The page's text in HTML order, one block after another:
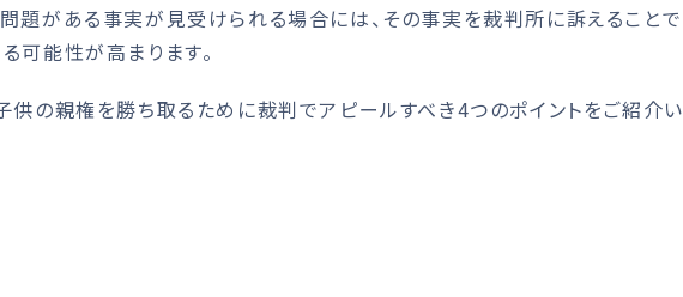
題がある事実が見受けられる場合には、その事実を裁判所に訴えることで
可能性が高まります。
の親権を勝ち取るために裁判でアピールすべき4つのポイントをご紹介い